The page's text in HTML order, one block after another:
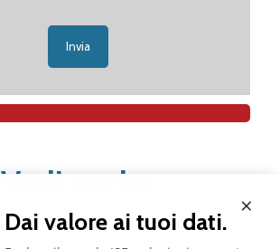
Vedi anche
×
Dai valore ai tuoi dati.